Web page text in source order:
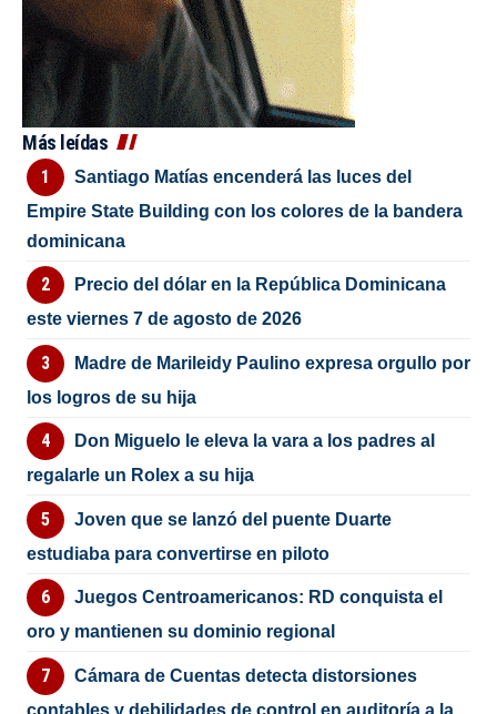
Más leídas
Santiago Matías encenderá las luces del
Empire State Building con los colores de la bandera
dominicana
Precio del dólar en la República Dominicana
este viernes 7 de agosto de 2026
Madre de Marileidy Paulino expresa orgullo por
los logros de su hija
Don Miguelo le eleva la vara a los padres al
regalarle un Rolex a su hija
Joven que se lanzó del puente Duarte
estudiaba para convertirse en piloto
Juegos Centroamericanos: RD conquista el
oro y mantienen su dominio regional
Cámara de Cuentas detecta distorsiones
contables y debilidades de control en auditoría a la